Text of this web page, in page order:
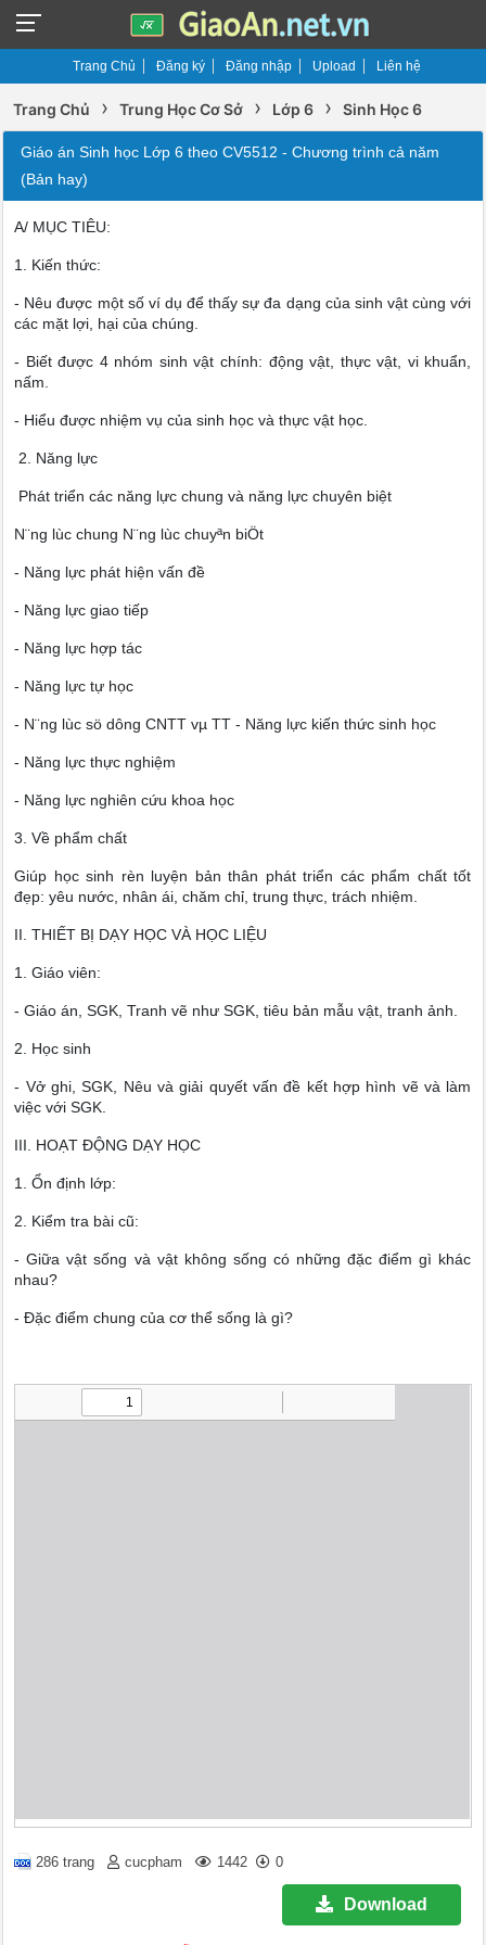
Trang Chủ Đăng ký Đăng nhập Upload Liên hệ
Trang Chủ › Trung Học Cơ Sở › Lớp 6 › Sinh Học 6
Giáo án Sinh học Lớp 6 theo CV5512 - Chương trình cả năm
(Bản hay)
A/ MỤC TIÊU:
1. Kiến thức:
- Nêu được một số ví dụ để thấy sự đa dạng của sinh vật cùng với
các mặt lợi, hại của chúng.
- Biết được 4 nhóm sinh vật chính: động vật, thực vật, vi khuẩn,
nấm.
- Hiểu được nhiệm vụ của sinh học và thực vật học.
2. Năng lực
Phát triển các năng lực chung và năng lực chuyên biệt
N¨ng lùc chung N¨ng lùc chuyªn biÖt
- Năng lực phát hiện vấn đề
- Năng lực giao tiếp
- Năng lực hợp tác
- Năng lực tự học
- N¨ng lùc sö dông CNTT vµ TT - Năng lực kiến thức sinh học
- Năng lực thực nghiệm
- Năng lực nghiên cứu khoa học
3. Về phẩm chất
Giúp học sinh rèn luyện bản thân phát triển các phẩm chất tốt
đẹp: yêu nước, nhân ái, chăm chỉ, trung thực, trách nhiệm.
II. THIẾT BỊ DẠY HỌC VÀ HỌC LIỆU
1. Giáo viên:
- Giáo án, SGK, Tranh vẽ như SGK, tiêu bản mẫu vật, tranh ảnh.
2. Học sinh
- Vở ghi, SGK, Nêu và giải quyết vấn đề kết hợp hình vẽ và làm
việc với SGK.
III. HOẠT ĐỘNG DẠY HỌC
1. Ổn định lớp:
2. Kiểm tra bài cũ:
- Giữa vật sống và vật không sống có những đặc điểm gì khác
nhau?
- Đặc điểm chung của cơ thể sống là gì?
286 trang cucpham 1442 0
Download